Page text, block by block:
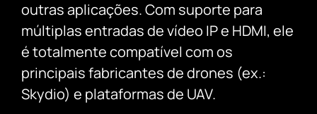
outras aplicações.Com suporte para
múltiplas entradas de vídeo IP e HDMI, ele
é totalmente compatível com os
principais fabricantes de drones (ex.:
Skydio) e plataformas de UAV.